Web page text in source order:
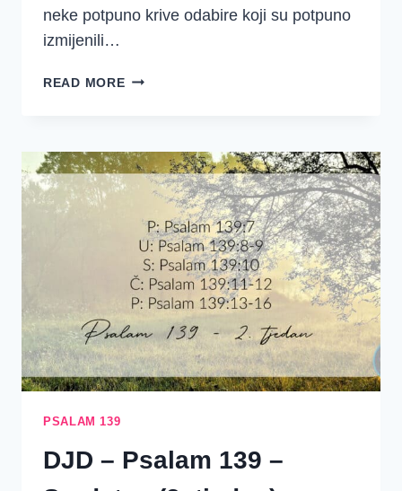
neke potpuno krive odabire koji su potpuno
izmijenili…
READ MORETVOJ
PSALAM 139
DJD – Psalam 139 –